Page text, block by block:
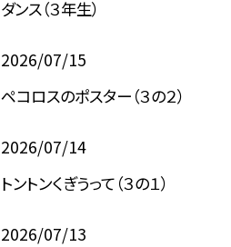
ダンス（３年生）
2026/07/15
ペコロスのポスター（３の２）
2026/07/14
トントンくぎうって（３の１）
2026/07/13